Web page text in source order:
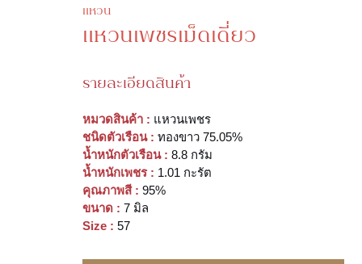
แหวน
แหวนเพชรเม็ดเดี่ยว
รายละเอียดสินค้า
หมวดสินค้า : แหวนเพชร
ชนิดตัวเรือน : ทองขาว 75.05%
น้ำหนักตัวเรือน : 8.8 กรัม
น้ำหนักเพชร : 1.01 กะรัต
คุณภาพสี : 95%
ขนาด : 7 มิล
Size : 57